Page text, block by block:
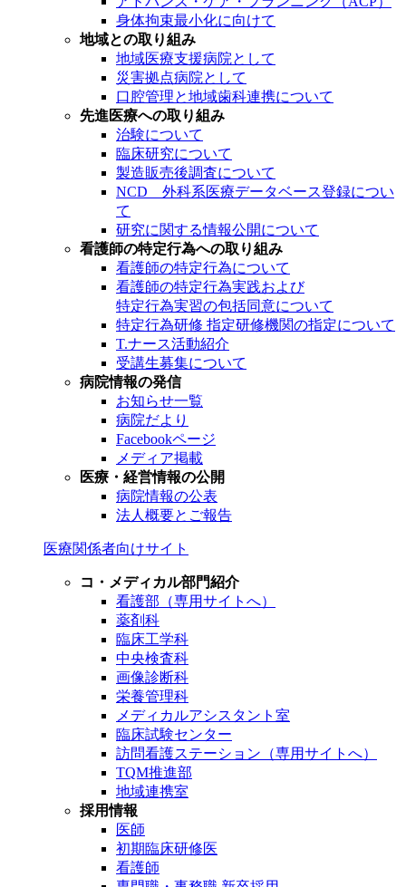
身体拘束最小化に向けて
地域との取り組み
地域医療支援病院として
災害拠点病院として
口腔管理と地域歯科連携について
先進医療への取り組み
治験について
臨床研究について
製造販売後調査について
NCD 外科系医療データベース登録につい
て
研究に関する情報公開について
看護師の特定行為への取り組み
看護師の特定行為について
看護師の特定行為実践および
特定行為実習の包括同意について
特定行為研修 指定研修機関の指定について
T.ナース活動紹介
受講生募集について
病院情報の発信
お知らせ一覧
病院だより
Facebookページ
メディア掲載
医療・経営情報の公開
病院情報の公表
法人概要とご報告
医療関係者向けサイト
コ・メディカル部門紹介
看護部（専用サイトへ）
薬剤科
臨床工学科
中央検査科
画像診断科
栄養管理科
メディカルアシスタント室
臨床試験センター
訪問看護ステーション（専用サイトへ）
TQM推進部
地域連携室
採用情報
医師
初期臨床研修医
看護師